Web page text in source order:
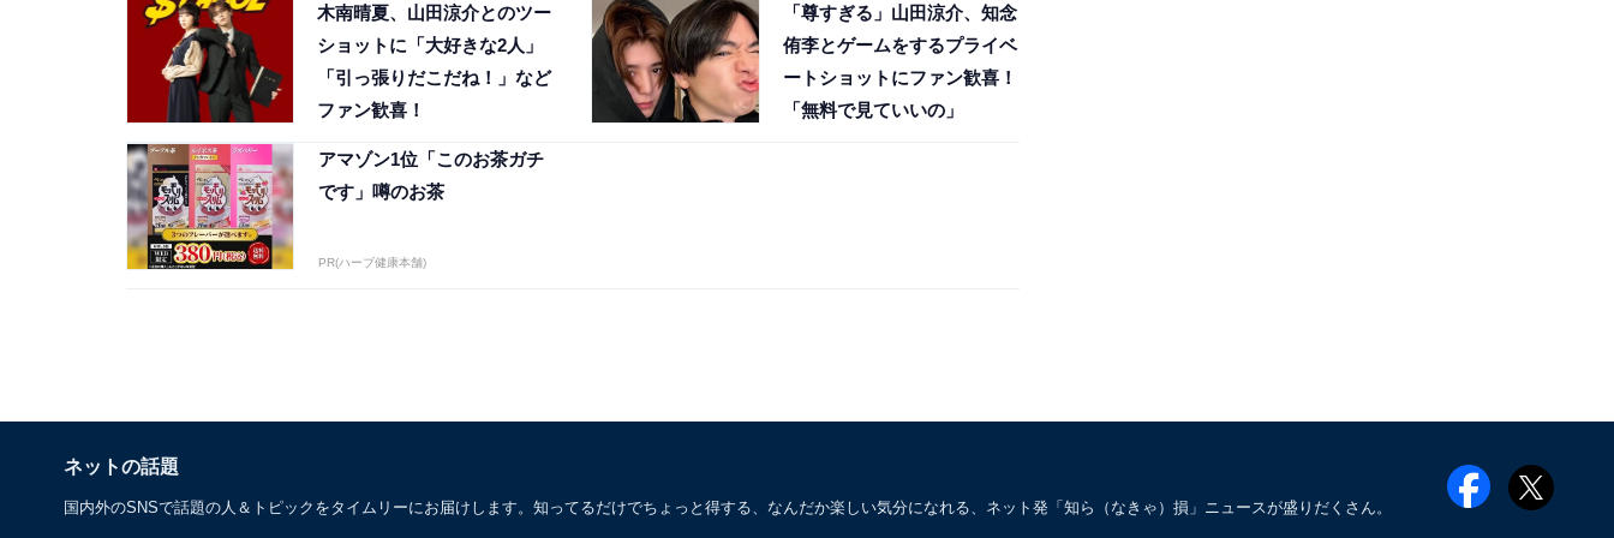
木南晴夏、山田涼介とのツー
ショットに「大好きな2人」
「引っ張りだこだね！」など
ファン歓喜！
「尊すぎる」山田涼介、知念
侑李とゲームをするプライベ
ートショットにファン歓喜！
「無料で見ていいの」
アマゾン1位「このお茶ガチ
です」噂のお茶
PR(ハーブ健康本舗)
ネットの話題
国内外のSNSで話題の人＆トピックをタイムリーにお届けします。知ってるだけでちょっと得する、なんだか楽しい気分になれる、ネット発「知ら（なきゃ）損」ニュースが盛りだくさん。